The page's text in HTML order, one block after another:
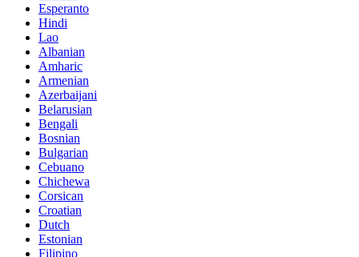
Esperanto
Hindi
Lao
Albanian
Amharic
Armenian
Azerbaijani
Belarusian
Bengali
Bosnian
Bulgarian
Cebuano
Chichewa
Corsican
Croatian
Dutch
Estonian
Filipino